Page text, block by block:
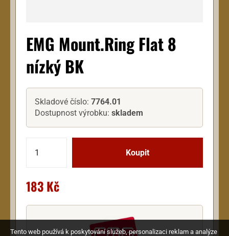
EMG Mount.Ring Flat 8
nízký BK
Skladové číslo: 7764.01
Dostupnost výrobku: skladem
183 Kč
Tento web používá k poskytování služeb, personalizaci reklam a analýze